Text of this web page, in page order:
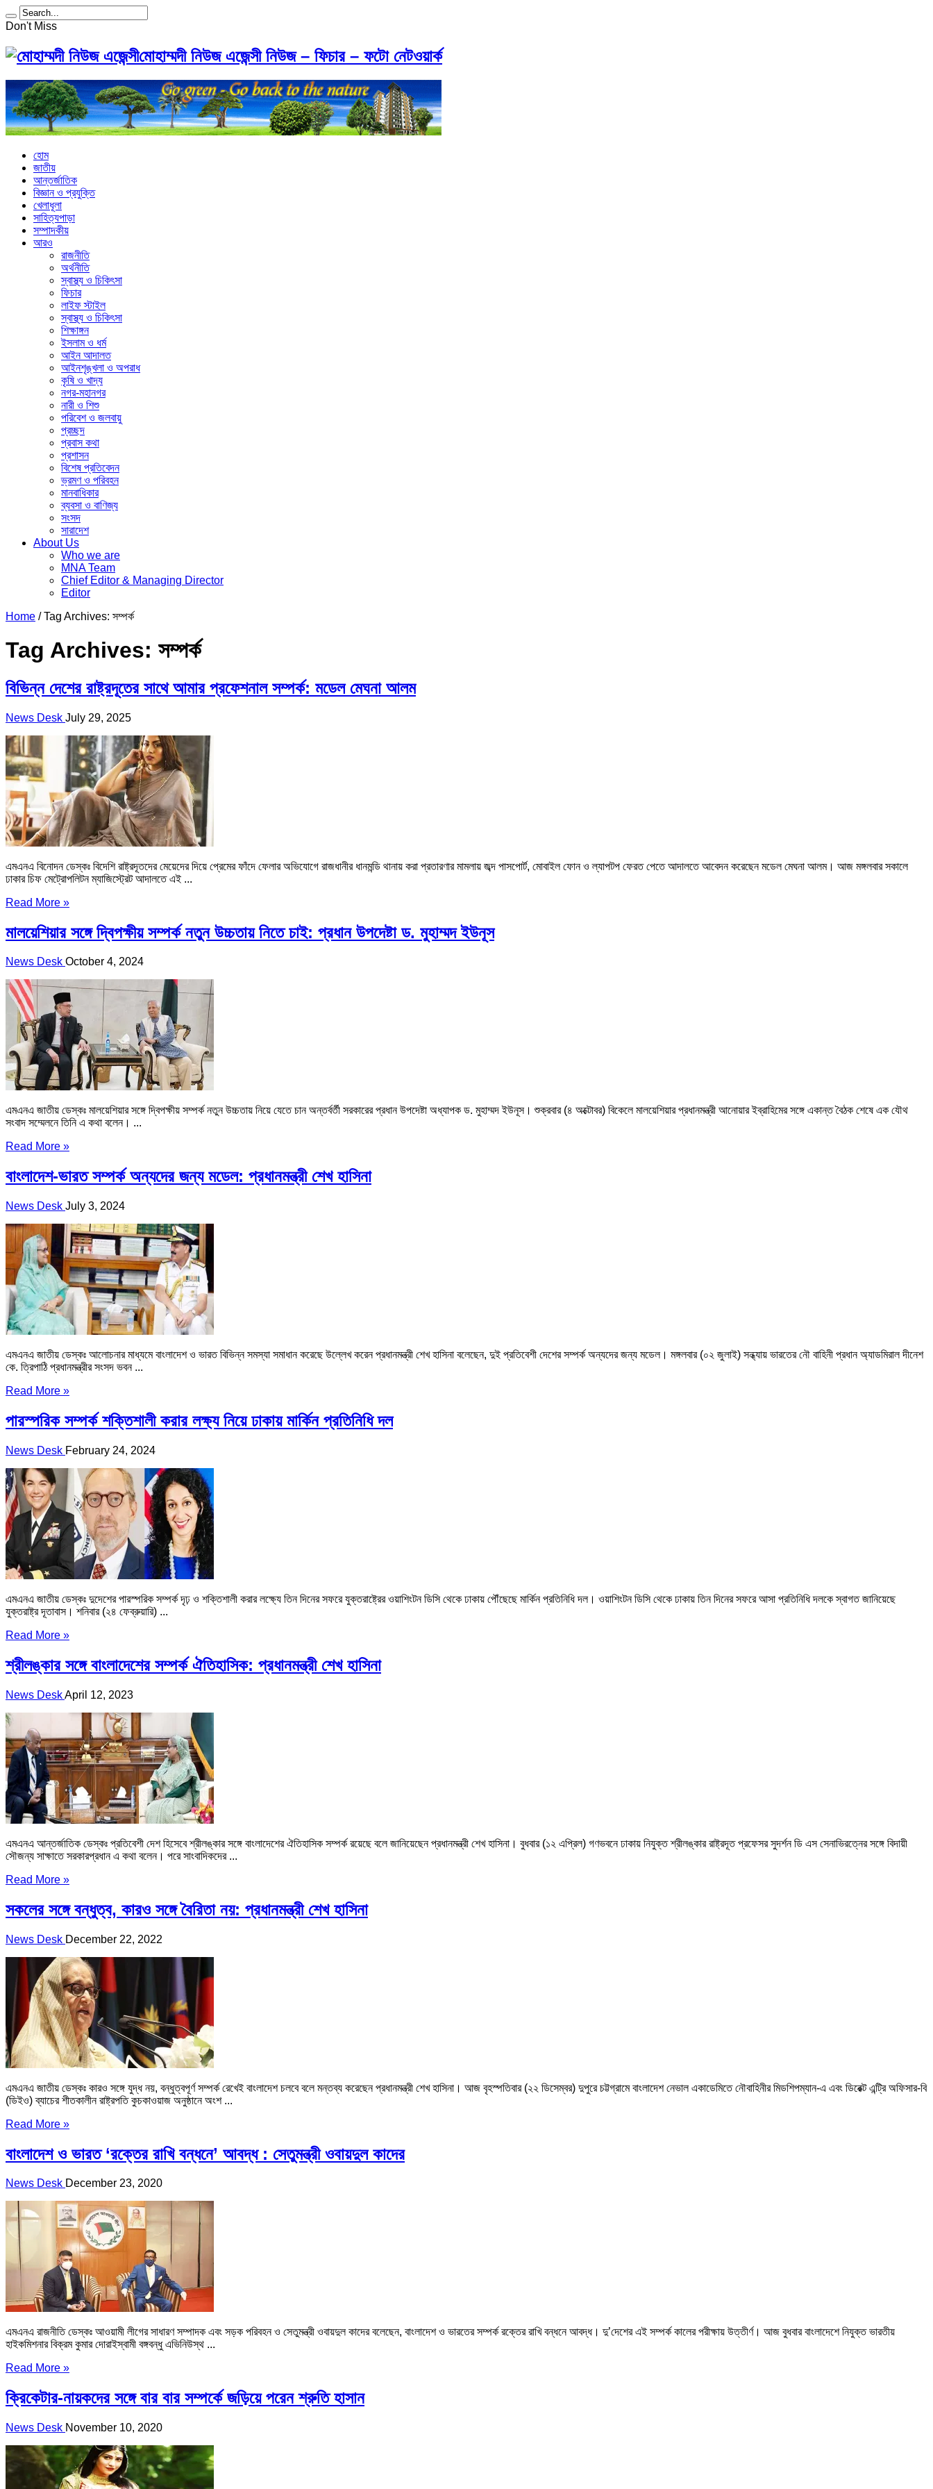
Don't Miss
মোহাম্মদী নিউজ এজেন্সী নিউজ – ফিচার – ফটো নেটওয়ার্ক
হোম
জাতীয়
আন্তর্জাতিক
বিজ্ঞান ও প্রযুক্তি
খেলাধূলা
সাহিত্যপাড়া
সম্পাদকীয়
আরও
রাজনীতি
অর্থনীতি
স্বাস্থ্য ও চিকিৎসা
ফিচার
লাইফ স্টাইল
স্বাস্থ্য ও চিকিৎসা
শিক্ষাঙ্গন
ইসলাম ও ধর্ম
আইন আদালত
আইনশৃঙ্খলা ও অপরাধ
কৃষি ও খাদ্য
নগর-মহানগর
নারী ও ‍শিশু
পরিবেশ ও জলবায়ু
প্রচ্ছদ
প্রবাস কথা
প্রশাসন
বিশেষ প্রতিবেদন
ভ্রমণ ও পরিবহন
মানবাধিকার
ব্যবসা ও বাণিজ্য
সংসদ
সারাদেশ
About Us
Who we are
MNA Team
Chief Editor & Managing Director
Editor
Home /Tag Archives: সম্পর্ক
Tag Archives: সম্পর্ক
বিভিন্ন দেশের রাষ্ট্রদূতের সাথে আমার প্রফেশনাল সম্পর্ক: মডেল মেঘনা আলম
News Desk July 29, 2025
এমএনএ বিনোদন ডেস্কঃ বিদেশি রাষ্ট্রদূতদের মেয়েদের দিয়ে প্রেমের ফাঁদে ফেলার অভিযোগে রাজধানীর ধানমন্ডি থানায় করা প্রতারণার মামলায় জব্দ পাসপোর্ট, মোবাইল ফোন ও ল্যাপটপ ফেরত পেতে আদালতে আবেদন করেছেন মডেল মেঘনা আলম। আজ মঙ্গলবার সকালে
ঢাকার চিফ মেট্রোপলিটন ম্যাজিস্ট্রেট আদালতে এই ...
Read More »
মালয়েশিয়ার সঙ্গে দ্বিপক্ষীয় সম্পর্ক নতুন উচ্চতায় নিতে চাই: প্রধান উপদেষ্টা ড. মুহাম্মদ ইউনূস
News Desk October 4, 2024
এমএনএ জাতীয় ডেস্কঃ মালয়েশিয়ার সঙ্গে দ্বিপক্ষীয় সম্পর্ক নতুন উচ্চতায় নিয়ে যেতে চান অন্তর্বর্তী সরকারের প্রধান উপদেষ্টা অধ্যাপক ড. মুহাম্মদ ইউনূস। শুক্রবার (৪ অক্টোবর) বিকেলে মালয়েশিয়ার প্রধানমন্ত্রী আনোয়ার ইব্রাহিমের সঙ্গে একান্ত বৈঠক শেষে এক যৌথ
সংবাদ সম্মেলনে তিনি এ কথা বলেন। ...
Read More »
বাংলাদেশ-ভারত সম্পর্ক অন্যদের জন্য মডেল: প্রধানমন্ত্রী শেখ হাসিনা
News Desk July 3, 2024
এমএনএ জাতীয় ডেস্কঃ আলোচনার মাধ্যমে বাংলাদেশ ও ভারত বিভিন্ন সমস্যা সমাধান করেছে উল্লেখ করেন প্রধানমন্ত্রী শেখ হাসিনা বলেছেন, দুই প্রতিবেশী দেশের সম্পর্ক অন্যদের জন্য মডেল। মঙ্গলবার (০২ জুলাই) সন্ধ্যায় ভারতের নৌ বাহিনী প্রধান অ্যাডমিরাল দীনেশ
কে. ত্রিপাঠি প্রধানমন্ত্রীর সংসদ ভবন ...
Read More »
পারস্পরিক সম্পর্ক শক্তিশালী করার লক্ষ্য নিয়ে ঢাকায় মার্কিন প্রতিনিধি দল
News Desk February 24, 2024
এমএনএ জাতীয় ডেস্কঃ দুদেশের পারস্পরিক সম্পর্ক দৃঢ় ও শক্তিশালী করার লক্ষ্যে তিন দিনের সফরে যুক্তরাষ্ট্রের ওয়াশিংটন ডিসি থেকে ঢাকায় পৌঁছেছে মার্কিন প্রতিনিধি দল। ওয়াশিংটন ডিসি থেকে ঢাকায় তিন দিনের সফরে আসা প্রতিনিধি দলকে স্বাগত জানিয়েছে
যুক্তরাষ্ট্র দূতাবাস। শনিবার (২৪ ফেব্রুয়ারি) ...
Read More »
শ্রীলঙ্কার সঙ্গে বাংলাদেশের সম্পর্ক ঐতিহাসিক: প্রধানমন্ত্রী শেখ হাসিনা
News DeskApril 12, 2023
এমএনএ আন্তর্জাতিক ডেস্কঃ প্রতিবেশী দেশ হিসেবে শ্রীলঙ্কার সঙ্গে বাংলাদেশের ঐতিহাসিক সম্পর্ক রয়েছে বলে জানিয়েছেন প্রধানমন্ত্রী শেখ হাসিনা। বুধবার (১২ এপ্রিল) গণভবনে ঢাকায় নিযুক্ত শ্রীলঙ্কার রাষ্ট্রদূত প্রফেসর সুদর্শন ডি এস সেনাভিরত্নের সঙ্গে বিদায়ী
সৌজন্য সাক্ষাতে সরকারপ্রধান এ কথা বলেন। পরে সাংবাদিকদের ...
Read More »
সকলের সঙ্গে বন্ধুত্ব, কারও সঙ্গে বৈরিতা নয়: প্রধানমন্ত্রী শেখ হাসিনা
News Desk December 22, 2022
এমএনএ জাতীয় ডেস্কঃ কারও সঙ্গে যুদ্ধ নয়, বন্ধুত্বপূর্ণ সম্পর্ক রেখেই বাংলাদেশ চলবে বলে মন্তব্য করেছেন প্রধানমন্ত্রী শেখ হাসিনা। আজ বৃহস্পতিবার (২২ ডিসেম্বর) দুপুরে চট্টগ্রামে বাংলাদেশ নেভাল একাডেমিতে নৌবাহিনীর মিডশিপম্যান-এ এবং ডিরেক্ট এন্ট্রি অফিসার-বি
(ডিইও) ব্যাচের শীতকালীন রাষ্ট্রপতি কুচকাওয়াজ অনুষ্ঠানে অংশ ...
Read More »
বাংলাদেশ ও ভারত ‘রক্তের রাখি বন্ধনে’ আবদ্ধ : সেতুমন্ত্রী ওবায়দুল কাদের
News Desk December 23, 2020
এমএনএ রাজনীতি ডেস্কঃ আওয়ামী লীগের সাধারণ সম্পাদক এবং সড়ক পরিবহন ও সেতুমন্ত্রী ওবায়দুল কাদের বলেছেন, বাংলাদেশ ও ভারতের সম্পর্ক রক্তের রাখি বন্ধনে আবদ্ধ। দু’দেশের এই সম্পর্ক কালের পরীক্ষায় উত্তীর্ণ। আজ বুধবার বাংলাদেশে নিযুক্ত ভারতীয়
হাইকমিশনার বিক্রম কুমার দোরাইস্বামী বঙ্গবন্ধু এভিনিউস্থ ...
Read More »
ক্রিকেটার-নায়কদের সঙ্গে বার বার সম্পর্কে জড়িয়ে পরেন শ্রুতি হাসান
News Desk November 10, 2020